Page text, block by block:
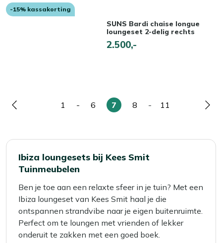
-15% kassakorting
SUNS Bardi chaise longue
loungeset 2-delig rechts
2.500,-
Pagina Pagina
1 -
Pagina
6
U
7
Pagina
8 -
Pagina
11
Ibiza loungesets bij Kees Smit
Tuinmeubelen
Ben je toe aan een relaxte sfeer in je tuin? Met een
Ibiza loungeset van Kees Smit haal je die
ontspannen strandvibe naar je eigen buitenruimte.
Perfect om te loungen met vrienden of lekker
onderuit te zakken met een goed boek.